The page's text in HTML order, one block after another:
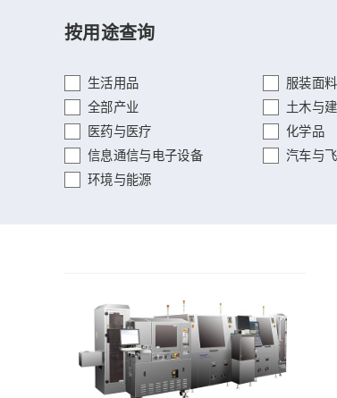
按用途查询
生活用品
服装面料
全部产业
土木与
医药与医疗
化学品
信息通信与电子设备
汽车与
环境与能源